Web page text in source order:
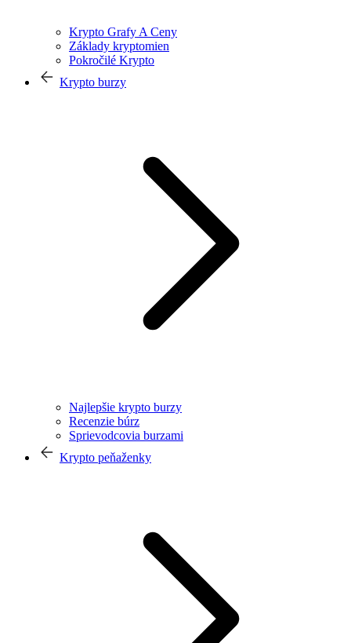
Krypto Grafy A Ceny
Základy kryptomien
Pokročilé Krypto
Krypto burzy
Najlepšie krypto burzy
Recenzie búrz
Sprievodcovia burzami
Krypto peňaženky